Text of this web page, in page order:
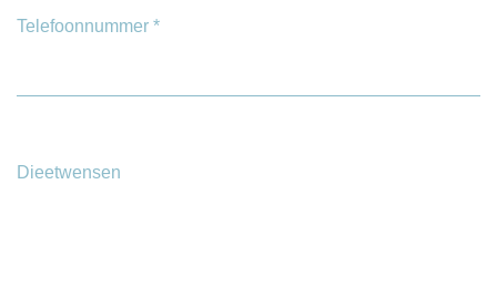
Telefoonnummer *
Dieetwensen